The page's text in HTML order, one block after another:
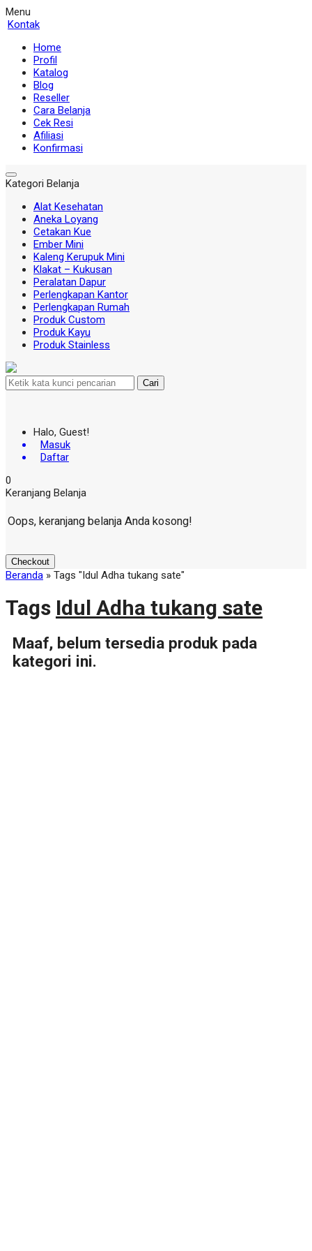
Menu
Kontak
Home
Profil
Katalog
Blog
Reseller
Cara Belanja
Cek Resi
Afiliasi
Konfirmasi
Kategori Belanja
Alat Kesehatan
Aneka Loyang
Cetakan Kue
Ember Mini
Kaleng Kerupuk Mini
Klakat – Kukusan
Peralatan Dapur
Perlengkapan Kantor
Perlengkapan Rumah
Produk Custom
Produk Kayu
Produk Stainless
Cari
Halo, Guest!
Masuk
Daftar
0
Keranjang Belanja
Oops, keranjang belanja Anda kosong!
Checkout
Beranda » Tags "Idul Adha tukang sate"
Tags Idul Adha tukang sate
Maaf, belum tersedia produk pada
kategori ini.